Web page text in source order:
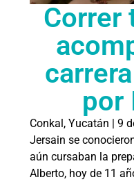
Correr
por
Conkal, Yucatán | 9
Jersain se
aún cursaban la
Alberto, hoy de 11